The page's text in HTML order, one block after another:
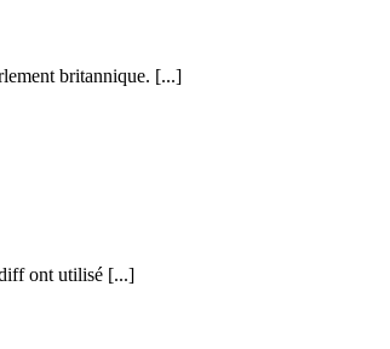
britannique. [...]
ont utilisé [...]